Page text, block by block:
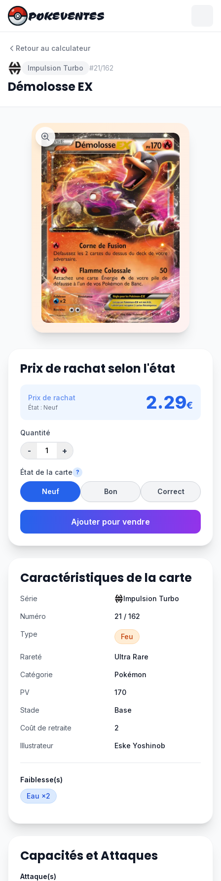
POKEVENTES
POKEVENTES
Retour au calculateur
Impulsion Turbo #21/162
Démolosse EX
Prix de rachat selon l'état
Prix de rachat
État : Neuf 2.29€
Quantité
- +
État de la carte ?
Neuf Bon Correct
Ajouter pour vendre
Caractéristiques de la carte
Série Impulsion Turbo
Numéro 21 / 162
Type Feu
Rareté Ultra Rare
Catégorie Pokémon
PV 170
Stade Base
Coût de retraite 2
Illustrateur Eske Yoshinob
Faiblesse(s)
Eau ×2
Capacités et Attaques
Attaque(s)